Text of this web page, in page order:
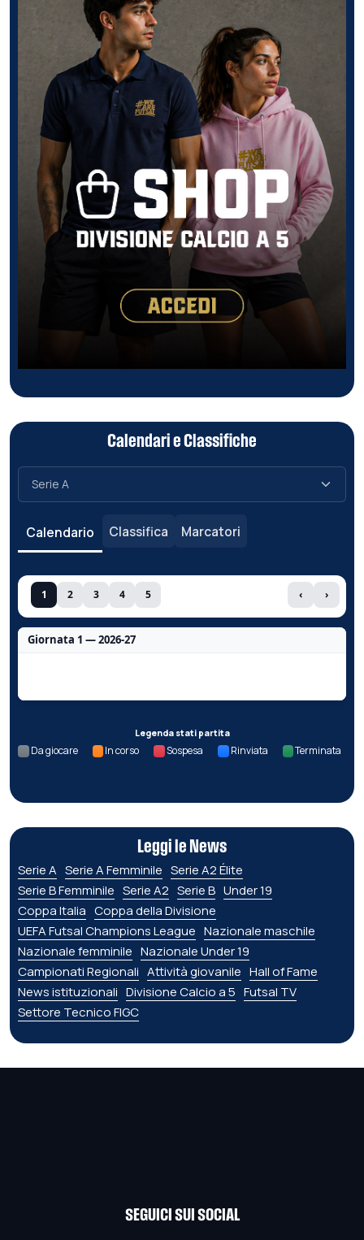
Calendari e Classifiche
Calendario Classifica Marcatori
1 2 3 4 5 ‹ ›
Giornata 1 — 2026-27
Legenda stati partita
Da giocare In corso Sospesa Rinviata Terminata
Leggi le News
Serie A Serie A Femminile Serie A2 Élite
Serie B Femminile Serie A2 Serie B Under 19
Coppa Italia Coppa della Divisione
UEFA Futsal Champions League Nazionale maschile
Nazionale femminile Nazionale Under 19
Campionati Regionali Attività giovanile Hall of Fame
News istituzionali Divisione Calcio a 5 Futsal TV
Settore Tecnico FIGC
SEGUICI SUI SOCIAL